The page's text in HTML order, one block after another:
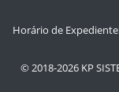
Horário de
© 2018-2026 KP